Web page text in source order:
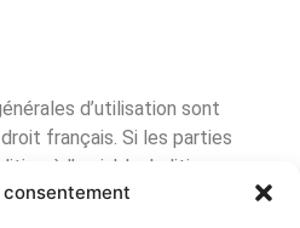
consentement
d’utilisation sont
français. Si les parties
à l’amiable, le litige sera
tribunaux français.